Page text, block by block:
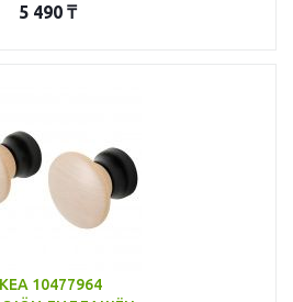
5 490 ₸
10477964